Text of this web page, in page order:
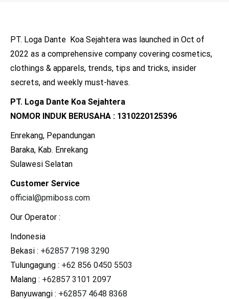
PT. Loga Dante Koa Sejahtera was launched in Oct of
2022 as a comprehensive company covering cosmetics,
clothings & apparels, trends, tips and tricks, insider
secrets, and weekly must-haves.
PT. Loga Dante Koa Sejahtera
NOMOR INDUK BERUSAHA : 1310220125396
Enrekang, Pepandungan
Baraka, Kab. Enrekang
Sulawesi Selatan
Customer Service
official@pmiboss.com
Our Operator :
Indonesia
Bekasi : +62857 7198 3290
Tulungagung : +62 856 0450 5503
Malang : +62857 3101 2097
Banyuwangi : +62857 4648 8368